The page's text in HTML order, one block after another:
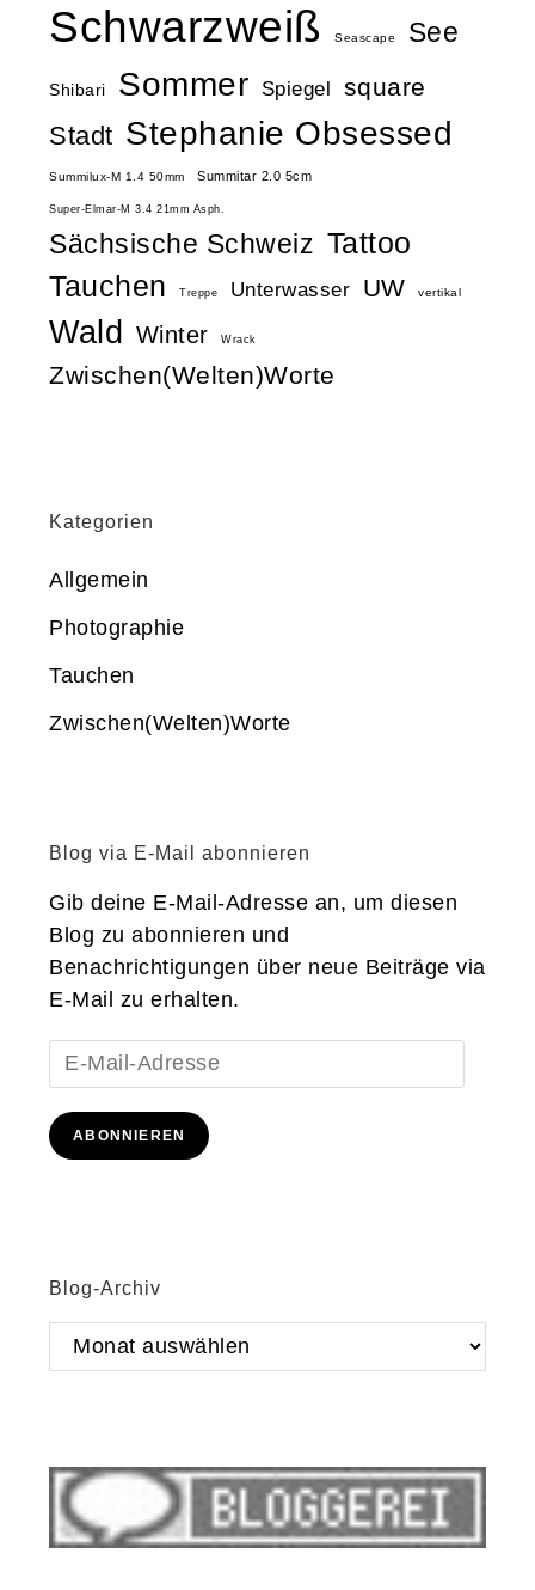
Schwarzweiß Seascape See
Shibari Sommer Spiegel square
Stadt Stephanie Obsessed
Summilux-M 1.4 50mm Summitar 2.0 5cm
Super-Elmar-M 3.4 21mm Asph.
Sächsische Schweiz Tattoo
Tauchen
Treppe Unterwasser UW vertikal
Wald Winter Wrack
Zwischen(Welten)Worte
Kategorien
Allgemein
Photographie
Tauchen
Zwischen(Welten)Worte
Blog via E-Mail abonnieren
Gib deine E-Mail-Adresse an, um diesen
Blog zu abonnieren und
Benachrichtigungen über neue Beiträge via
E-Mail zu erhalten.
E-
Mail-
Adresse
ABONNIEREN
Blog-Archiv
Blog-
Archiv